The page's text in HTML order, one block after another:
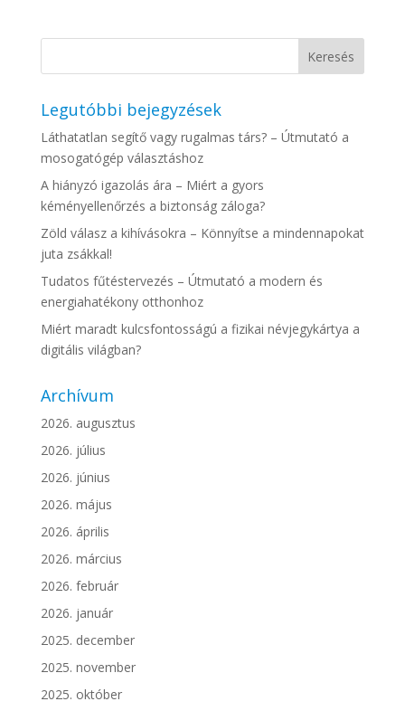
Legutóbbi bejegyzések
Láthatatlan segítő vagy rugalmas társ? – Útmutató a
mosogatógép választáshoz
A hiányzó igazolás ára – Miért a gyors
kéményellenőrzés a biztonság záloga?
Zöld válasz a kihívásokra – Könnyítse a mindennapokat
juta zsákkal!
Tudatos fűtéstervezés – Útmutató a modern és
energiahatékony otthonhoz
Miért maradt kulcsfontosságú a fizikai névjegykártya a
digitális világban?
Archívum
2026. augusztus
2026. július
2026. június
2026. május
2026. április
2026. március
2026. február
2026. január
2025. december
2025. november
2025. október